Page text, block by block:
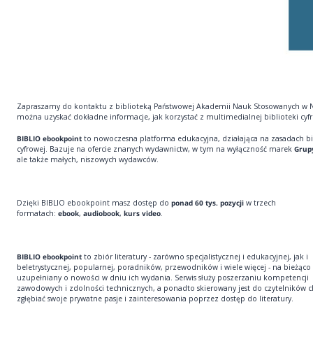
Zapraszamy do kontaktu z biblioteką Państwowej Akademii Nauk Stosowanych w
można uzyskać dokładne informacje, jak korzystać z multimedialnej biblioteki
BIBLIO ebookpoint to nowoczesna platforma edukacyjna, działająca na zasadach
cyfrowej. Bazuje na ofercie znanych wydawnictw, w tym na wyłączność marek
ale także małych, niszowych wydawców.
Dzięki BIBLIO ebookpoint masz dostęp do ponad 60 tys. pozycji w trzech
formatach: ebook, audiobook, kurs video
BIBLIO ebookpoint to zbiór literatury - zarówno specjalistycznej i edukacyjnej, jak i
beletrystycznej, popularnej, poradników, przewodników i wiele więcej - na bieżąco
uzupełniany o nowości w dniu ich wydania. Serwis służy poszerzaniu kompetencji
zawodowych i zdolności technicznych, a ponadto skierowany jest do czytelników
zgłębiać swoje prywatne pasje i zainteresowania poprzez dostęp do literatury.